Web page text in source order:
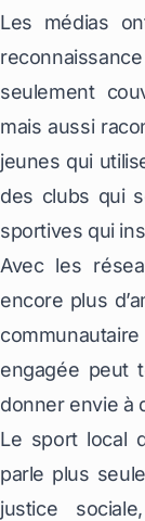
Les médias
seulement
mais aussi
jeunes qui
des clubs qui
sportives qui
Avec les
encore plus
engagée peut
donner envie à
Le sport local
parle plus
justice